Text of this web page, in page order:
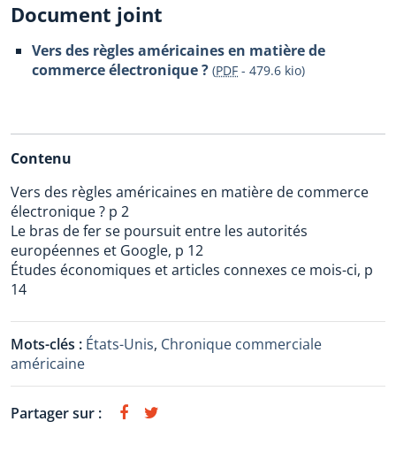
Document joint
Vers des règles américaines en matière de
commerce électronique ? (PDF - 479.6 kio)
Contenu
Vers des règles américaines en matière de commerce
électronique ? p 2
Le bras de fer se poursuit entre les autorités
européennes et Google, p 12
Études économiques et articles connexes ce mois-ci, p
14
Mots-clés : États-Unis, Chronique commerciale
américaine
Partager sur :